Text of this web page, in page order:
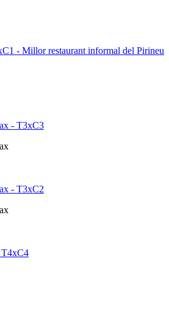
- Millor restaurant informal del Pirineu
- T3xC3
- T3xC2
T4xC4